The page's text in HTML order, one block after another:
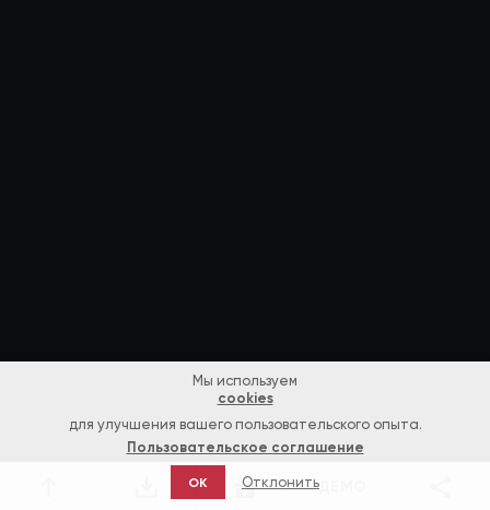
Мы используем
cookies
для улучшения вашего пользовательского опыта.
Пользовательское соглашение
OK ОтклонитьДЕМО